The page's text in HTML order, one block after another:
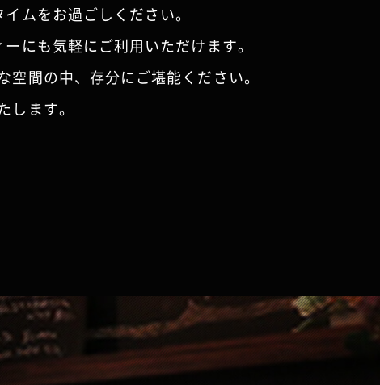
ムをお過ごしください。
にも気軽にご利用いただけます。
間の中、存分にご堪能ください。
ます。